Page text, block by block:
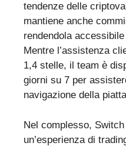
tendenze delle
mantiene anche
rendendola
Mentre l’assistenza
1,4 stelle, il team è
giorni su 7 per
navigazione della
Nel complesso,
un’esperienza di